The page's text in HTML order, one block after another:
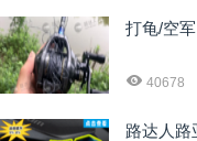
打龟/空军
40678
路达人路